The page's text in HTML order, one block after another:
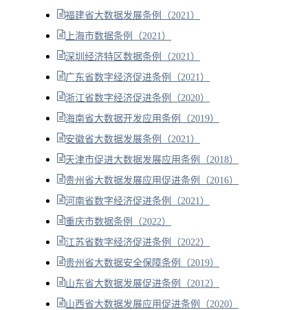
福建省大数据发展条例（2021）
上海市数据条例（2021）
深圳经济特区数据条例（2021）
广东省数字经济促进条例（2021）
浙江省数字经济促进条例（2020）
海南省大数据开发应用条例（2019）
安徽省大数据发展条例（2021）
天津市促进大数据发展应用条例（2018）
贵州省大数据发展应用促进条例（2016）
河南省数字经济促进条例（2021）
重庆市数据条例（2022）
江苏省数字经济促进条例（2022）
贵州省大数据安全保障条例（2019）
山东省大数据发展促进条例（2012）
山西省大数据发展应用促进条例（2020）